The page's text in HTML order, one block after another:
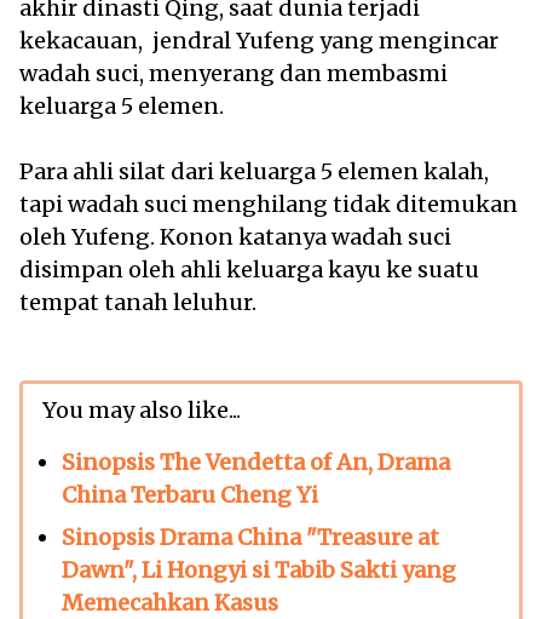
akhir dinasti Qing, saat dunia terjadi
kekacauan, jendral Yufeng yang mengincar
wadah suci, menyerang dan membasmi
keluarga 5 elemen.
Para ahli silat dari keluarga 5 elemen kalah,
tapi wadah suci menghilang tidak ditemukan
oleh Yufeng. Konon katanya wadah suci
disimpan oleh ahli keluarga kayu ke suatu
tempat tanah leluhur.
You may also like...
Sinopsis The Vendetta of An, Drama
China Terbaru Cheng Yi
Sinopsis Drama China "Treasure at
Dawn", Li Hongyi si Tabib Sakti yang
Memecahkan Kasus